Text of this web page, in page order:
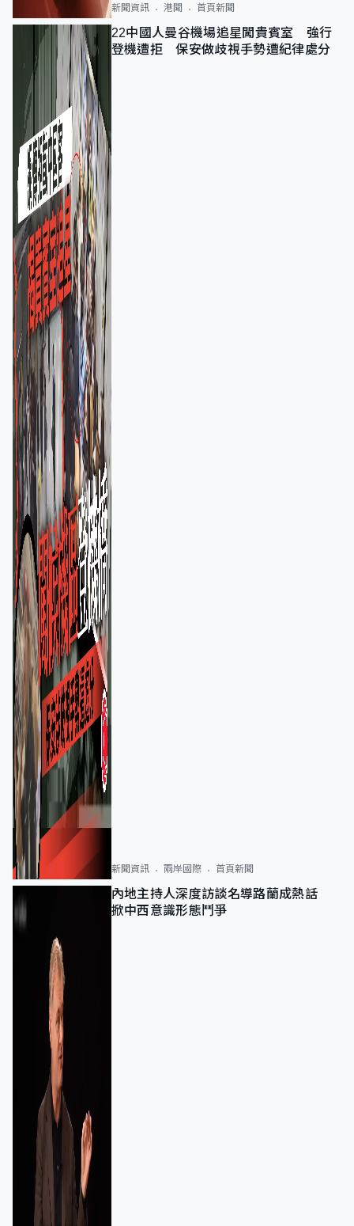
新聞資訊 港聞 首頁新聞
22中國人曼谷機場追星闖貴賓室 強行
登機遭拒 保安做歧視手勢遭紀律處分
新聞資訊 兩岸國際 首頁新聞
內地主持人深度訪談名導路蘭成熱話
掀中西意識形態鬥爭